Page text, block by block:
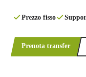
Prezzo fisso
Prenota transfer